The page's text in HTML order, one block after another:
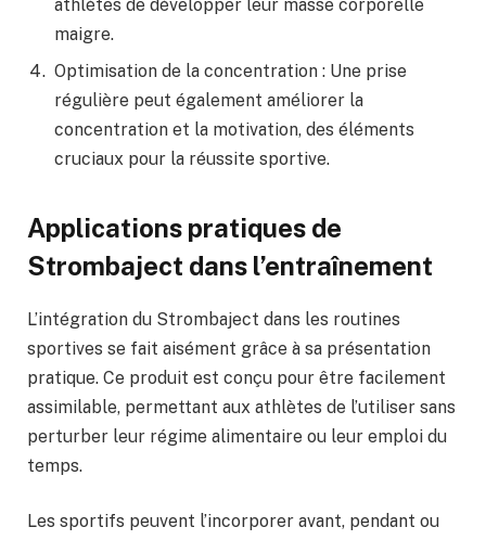
athlètes de développer leur masse corporelle
maigre.
Optimisation de la concentration : Une prise
régulière peut également améliorer la
concentration et la motivation, des éléments
cruciaux pour la réussite sportive.
Applications pratiques de
Strombaject dans l’entraînement
L’intégration du Strombaject dans les routines
sportives se fait aisément grâce à sa présentation
pratique. Ce produit est conçu pour être facilement
assimilable, permettant aux athlètes de l’utiliser sans
perturber leur régime alimentaire ou leur emploi du
temps.
Les sportifs peuvent l’incorporer avant, pendant ou